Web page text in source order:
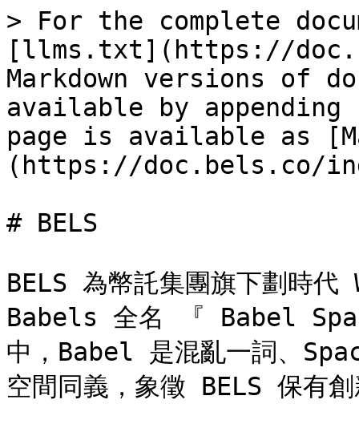
> For the complete
[llms.txt](https://
Markdown versions of
available by
page is available as
(https://doc.bels.co/
# BELS
BELS 為幣託集團旗下劃時代
Babels 全名 『 Babel
中，Babel 是混亂一詞、
空間同義，象徵 BELS 保有